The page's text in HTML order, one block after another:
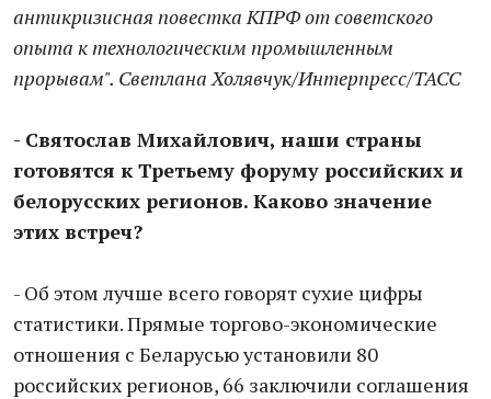
антикризисная повестка КПРФ от советского
опыта к технологическим промышленным
прорывам". Светлана Холявчук/Интерпресс/ТАСС
- Святослав Михайлович, наши страны
готовятся к Третьему форуму российских и
белорусских регионов. Каково значение
этих встреч?
- Об этом лучше всего говорят сухие цифры
статистики. Прямые торгово-экономические
отношения с Беларусью установили 80
российских регионов, 66 заключили соглашения